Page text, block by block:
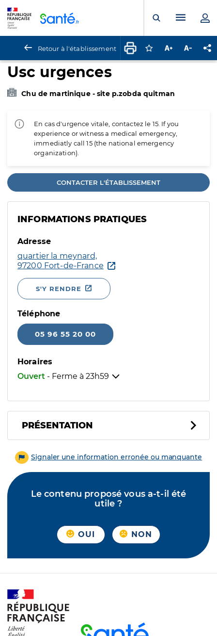
Ouvrir laMenu
Retour à l'établissement Connectez-vous
Augmenter la
Usc urgences
Chu de martinique - site p.zobda quitman
En cas d'urgence vitale, contactez le 15. If you
experience or witness a medical emergency,
immediatly call 15 (the national emergency
organization).
CONTACTER L'ÉTABLISSEMENT
INFORMATIONS PRATIQUES
Adresse
quartier la meynard,
97200 Fort-de-France
S'Y RENDRE
Téléphone
05 96 55 20 00
Horaires
Ouvert - Ferme à 23h59
PRÉSENTATION
Signaler une information erronée ou manquante
Le contenu proposé vous a-t-il été
utile ?
OUI NON